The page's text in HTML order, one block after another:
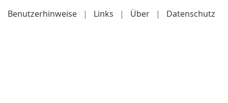
Benutzerhinweise
| Links | Über | Datenschutz